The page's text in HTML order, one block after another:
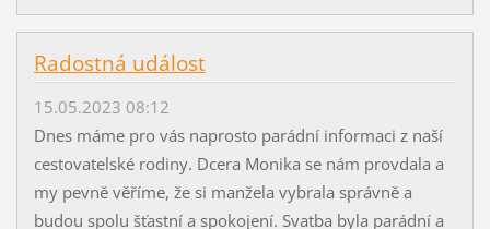
Radostná událost
15.05.2023 08:12
Dnes máme pro vás naprosto parádní informaci z naší
cestovatelské rodiny. Dcera Monika se nám provdala a
my pevně věříme, že si manžela vybrala správně a
budou spolu šťastní a spokojení. Svatba byla parádní a